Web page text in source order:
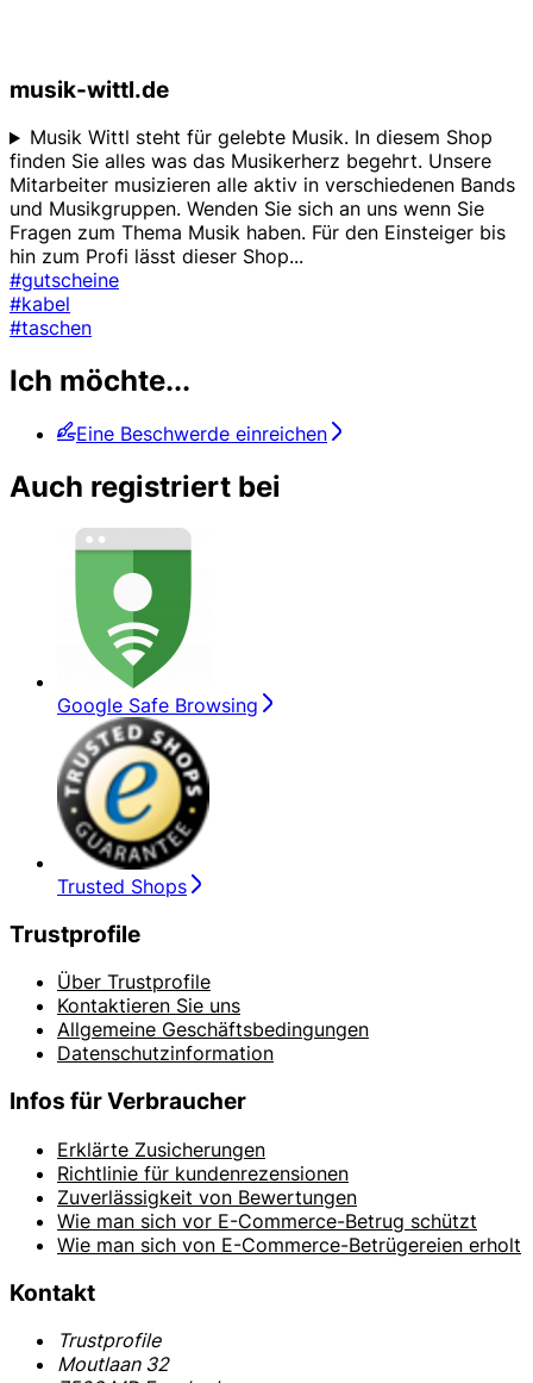
musik-wittl.de
Musik Wittl steht für gelebte Musik. In diesem Shop
finden Sie alles was das Musikerherz begehrt. Unsere
Mitarbeiter musizieren alle aktiv in verschiedenen Bands
und Musikgruppen. Wenden Sie sich an uns wenn Sie
Fragen zum Thema Musik haben. Für den Einsteiger bis
hin zum Profi lässt dieser Shop...
#gutscheine
#kabel
#taschen
Ich möchte...
Eine Beschwerde einreichen
Auch registriert bei
Google Safe Browsing
Trusted Shops
Trustprofile
Über Trustprofile
Kontaktieren Sie uns
Allgemeine Geschäftsbedingungen
Datenschutzinformation
Infos für Verbraucher
Erklärte Zusicherungen
Richtlinie für kundenrezensionen
Zuverlässigkeit von Bewertungen
Wie man sich vor E-Commerce-Betrug schützt
Wie man sich von E-Commerce-Betrügereien erholt
Kontakt
Trustprofile
Moutlaan 32